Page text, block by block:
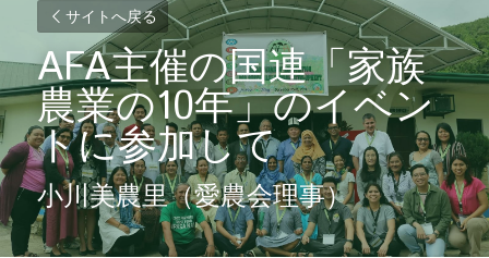
サイトへ戻る
AFA主催の国連「家族
農業の10年」のイベン
トに参加して
小川美農里（愛農会理事）